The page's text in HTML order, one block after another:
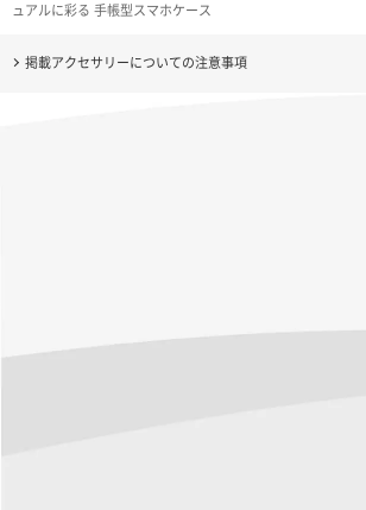
ュアルに彩る 手帳型スマホケース
掲載アクセサリーについての注意事項